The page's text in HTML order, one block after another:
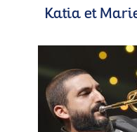
Katia et